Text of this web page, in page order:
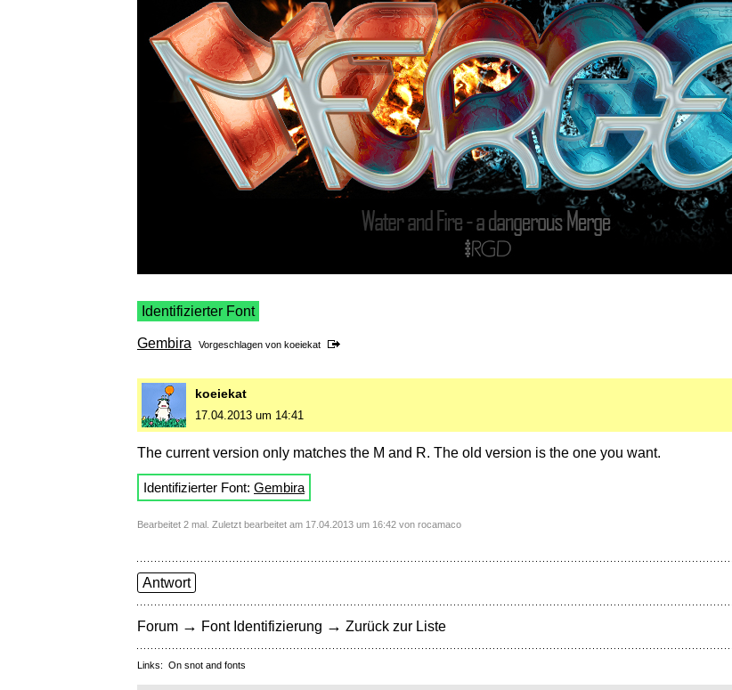
Identifizierter Font
Gembira Vorgeschlagen von koeiekat
koeiekat
17.04.2013 um 14:41
The current version only matches the M and R. The old version is the one you want.
Identifizierter Font: Gembira
Bearbeitet 2 mal. Zuletzt bearbeitet am 17.04.2013 um 16:42 von rocamaco
Antwort
Forum → Font Identifizierung → Zurück zur Liste
Links: On snot and fonts